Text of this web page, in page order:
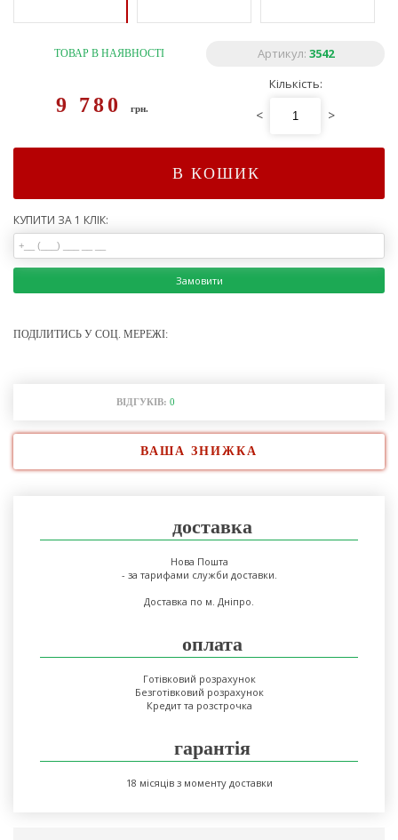
ТОВАР В НАЯВНОСТІ Артикул: 3542
9 780грн.
Кількість:
< >
В КОШИК
КУПИТИ ЗА 1 КЛІК:
Замовити
ПОДІЛИТИСЬ У СОЦ. МЕРЕЖІ:
ВІДГУКІВ: 0
ВАША ЗНИЖКА
доставка
Нова Пошта
- за тарифами служби доставки.
Доставка по м. Дніпро.
оплата
Готівковий розрахунок
Безготівковий розрахунок
Кредит та розстрочка
гарантія
18 місяців з моменту доставки